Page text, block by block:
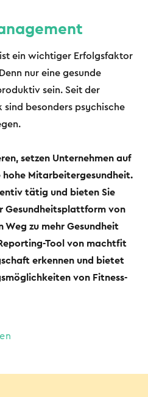
ist ein wichtiger Erfolgsfaktor
nur eine gesunde
sein. Seit der
sind besonders psychische
setzen Unternehmen auf
hohe Mitarbeitergesundheit.
tätig und bieten Sie
Gesundheitsplattform von
zu mehr Gesundheit
Tool von machtfit
erkennen und bietet
von Fitness-